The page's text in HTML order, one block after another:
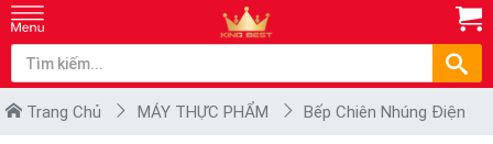
Trang Chủ MÁY THỰC PHẨM Bếp Chiên Nhúng Điện